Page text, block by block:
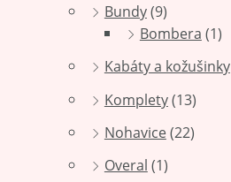
Bundy(9)
Bombera (1)
Kabáty a kožušinky
Komplety(13)
Nohavice(22)
Overal (1)